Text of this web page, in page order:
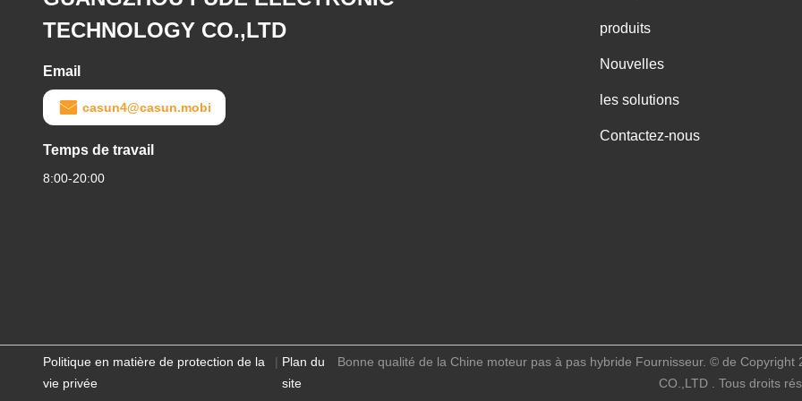
TECHNOLOGY CO.,LTD
Email
casun4@casun.mobi
Temps de travail
8:00-20:00
produits
Nouvelles
les solutions
Contactez-nous
Politique en matière de protection de la
vie privée
| Plan du
site
Bonne qualité de la Chine moteur pas à pas hybride Fournisseur. © de Copyright
CO.,LTD . Tous droits